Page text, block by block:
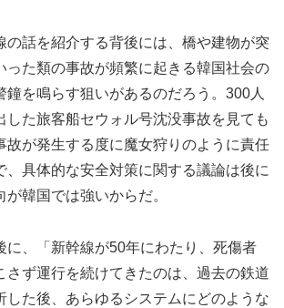
の話を紹介する背後には、橋や建物が突
った類の事故が頻繁に起きる韓国社会の
鐘を鳴らす狙いがあるのだろう。300人
した旅客船セウォル号沈没事故を見ても
故が発生する度に魔女狩りのように責任
、具体的な安全対策に関する議論は後に
韓国では強いからだ。
に、「新幹線が50年にわたり、死傷者
さず運行を続けてきたのは、過去の鉄道
した後、あらゆるシステムにどのような